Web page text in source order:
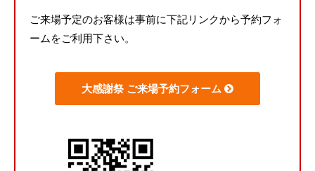
ご来場予定のお客様は事前に下記リンクから予約フォ
ームをご利用下さい。
大感謝祭 ご来場予約フォーム